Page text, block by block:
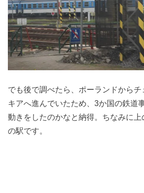
でも後で調べたら、ポーランドから
キアへ進んでいたため、3か国の鉄道
動きをしたのかなと納得。ちなみに上
の駅です。